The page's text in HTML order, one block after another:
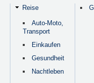
Reise
Auto-Moto,
Transport
Einkaufen
Gesundheit
Nachtleben